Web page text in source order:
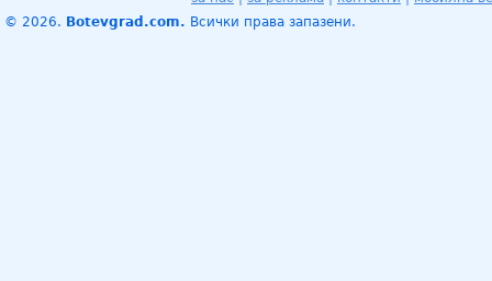
© 2026. Botevgrad.com. Всички права запазени.